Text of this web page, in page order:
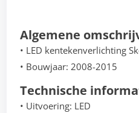
Algemene
• LED kentekenverlichting
• Bouwjaar: 2008-2015
Technische
• Uitvoering: LED